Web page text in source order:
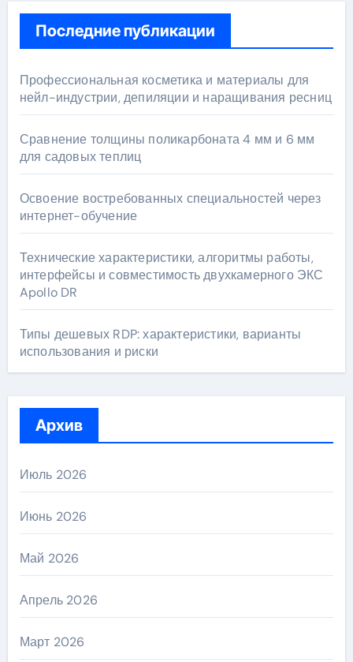
Последние публикации
Профессиональная косметика и материалы для
нейл-индустрии, депиляции и наращивания ресниц
Сравнение толщины поликарбоната 4 мм и 6 мм
для садовых теплиц
Освоение востребованных специальностей через
интернет-обучение
Технические характеристики, алгоритмы работы,
интерфейсы и совместимость двухкамерного ЭКС
Apollo DR
Типы дешевых RDP: характеристики, варианты
использования и риски
Архив
Июль 2026
Июнь 2026
Май 2026
Апрель 2026
Март 2026